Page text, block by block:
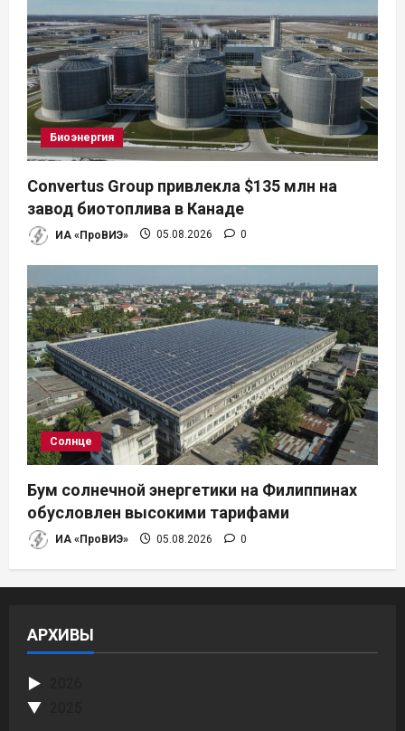
Биоэнергия
Convertus Group привлекла $135 млн на
завод биотоплива в Канаде
ИА «ПроВИЭ» 05.08.2026 0
Солнце
Бум солнечной энергетики на Филиппинах
обусловлен высокими тарифами
ИА «ПроВИЭ» 05.08.2026 0
АРХИВЫ